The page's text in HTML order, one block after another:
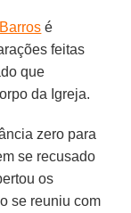
é
feitas
que
da Igreja.
zero para
se recusado
os
se reuniu com